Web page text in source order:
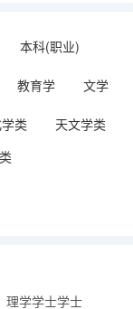
本科(职业)
教育学 文学
类 天文学类
理学学士学士